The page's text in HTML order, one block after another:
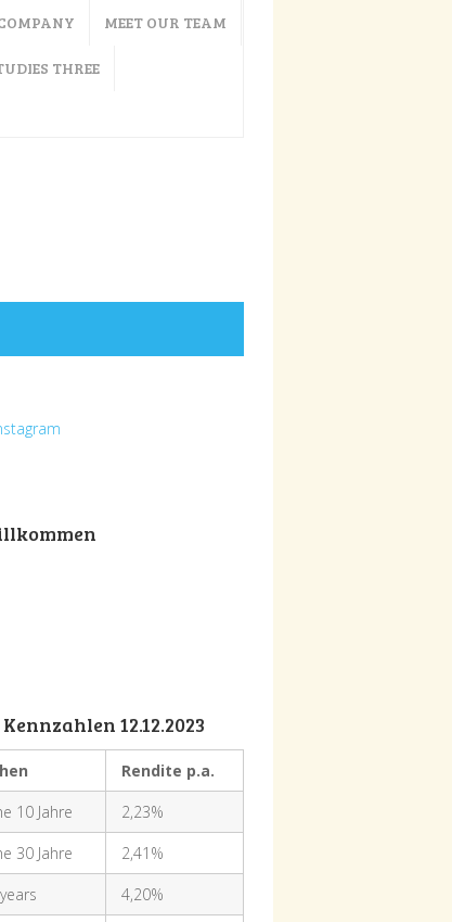
MEET OUR TEAM
THREE
12.12.2023
Rendite p.a.
10 Jahre
2,23%
30 Jahre
2,41%
4,20%